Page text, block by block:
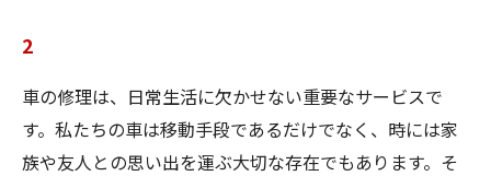
2
車の修理は、日常生活に欠かせない重要なサービスで
す。私たちの車は移動手段であるだけでなく、時には家
族や友人との思い出を運ぶ大切な存在でもあります。そ